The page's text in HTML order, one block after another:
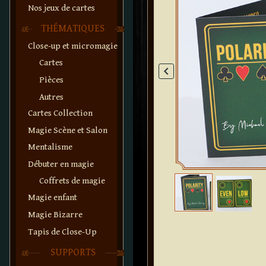
Nos jeux de cartes
THÉMATIQUES
Close-up et micromagie
Cartes
Pièces
Autres
Cartes Collection
Magie Scène et Salon
Mentalisme
Débuter en magie
Coffrets de magie
Magie enfant
Magie Bizarre
Tapis de Close-Up
SUPPORTS
keyboard_arrow_left